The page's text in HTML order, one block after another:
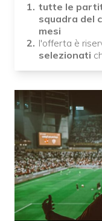
tutte le
squadra del
mesi
l'offerta è
selezionati